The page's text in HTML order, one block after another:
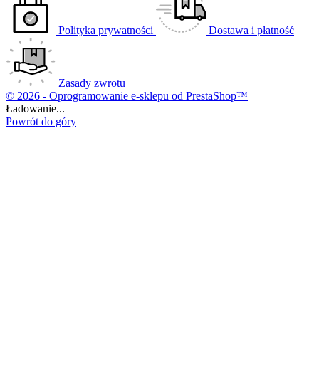
Polityka prywatności Dostawa i płatność
Zasady zwrotu
© 2026 - Oprogramowanie e-sklepu od PrestaShop™
Ładowanie...
Powrót do góry